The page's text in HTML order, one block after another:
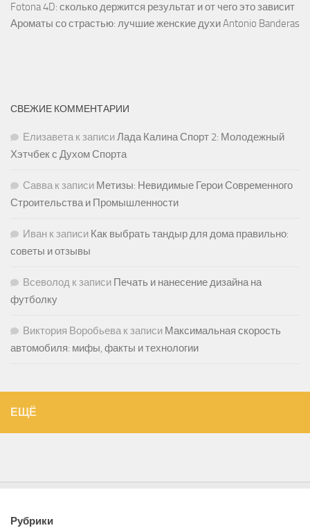
Fotona 4D: сколько держится результат и от чего это зависит
Ароматы со страстью: лучшие женские духи Antonio Banderas
СВЕЖИЕ КОММЕНТАРИИ
Елизаветак записиЛада Калина Спорт 2: Молодежный
Хэтчбек с Духом Спорта
Саввак записи Метизы: Невидимые Герои Современного
Строительства и Промышленности
Иван к записи Как выбрать тандыр для дома правильно:
советы и отзывы
Всеволод к записи Печать и нанесение дизайна на
футболку
Виктория Воробьевак записи Максимальная скорость
автомобиля: мифы, факты и технологии
ЕЩЁ
Рубрики